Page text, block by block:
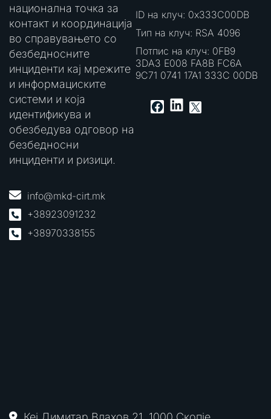
национална точка за
контакт и координација
во справувањето со
безбедносните
инциденти кај мрежите
и информациските
системи и која
идентификува и
обезбедува одговор на
безбедносни
инциденти и ризици.
info@mkd-cirt.mk
+38923091232
+38970338155
ID на клуч: 0x333C00DB
Тип на клуч: RSA 4096
Потпис на клуч: 0FB9
3DA3 E008 FA8B FC6A
9C71 0741 17A1 333C 00DB
Facebook
LinkedIn
X